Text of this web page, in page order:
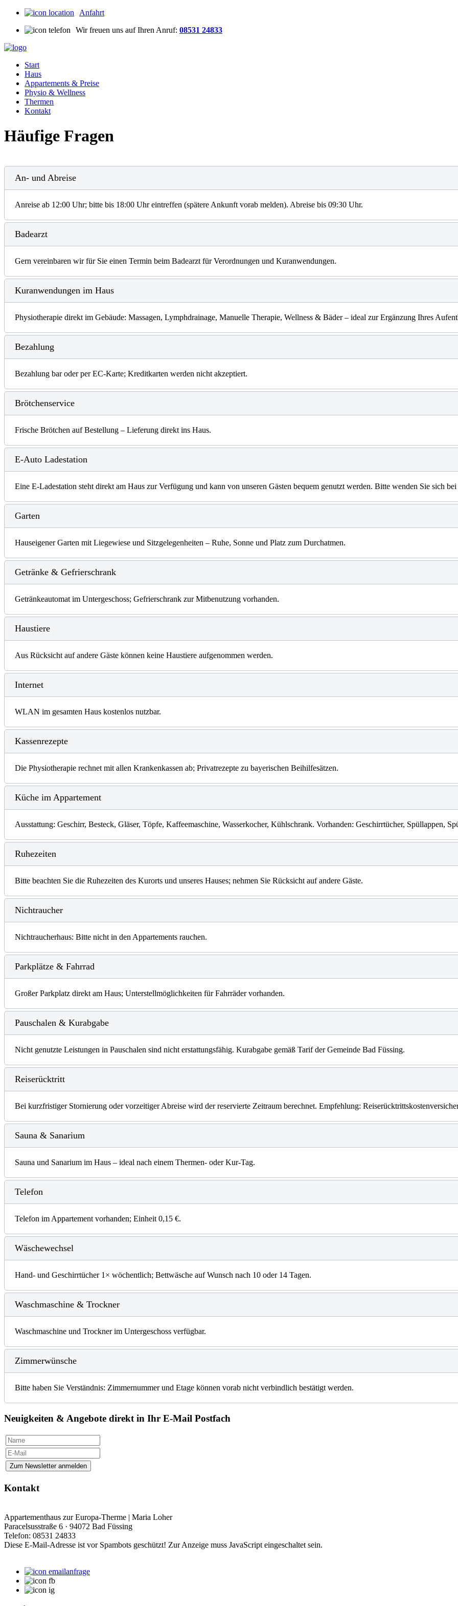
Anfahrt
Wir freuen uns auf Ihren Anruf: 08531 24833
Start
Haus
Appartements & Preise
Physio & Wellness
Thermen
Kontakt
Häufige Fragen
An- und Abreise
Anreise ab 12:00 Uhr; bitte bis 18:00 Uhr eintreffen (spätere Ankunft vorab melden). Abreise bis 09:30 Uhr.
Badearzt
Gern vereinbaren wir für Sie einen Termin beim Badearzt für Verordnungen und Kuranwendungen.
Kuranwendungen im Haus
Physiotherapie direkt im Gebäude: Massagen, Lymphdrainage, Manuelle Therapie, Wellness & Bäder – ideal zur Ergänzung Ihres
Bezahlung
Bezahlung bar oder per EC-Karte; Kreditkarten werden nicht akzeptiert.
Brötchenservice
Frische Brötchen auf Bestellung – Lieferung direkt ins Haus.
E-Auto Ladestation
Eine E-Ladestation steht direkt am Haus zur Verfügung und kann von unseren Gästen bequem genutzt werden. Bitte wenden Sie sich
Garten
Hauseigener Garten mit Liegewiese und Sitzgelegenheiten – Ruhe, Sonne und Platz zum Durchatmen.
Getränke & Gefrierschrank
Getränkeautomat im Untergeschoss; Gefrierschrank zur Mitbenutzung vorhanden.
Haustiere
Aus Rücksicht auf andere Gäste können keine Haustiere aufgenommen werden.
Internet
WLAN im gesamten Haus kostenlos nutzbar.
Kassenrezepte
Die Physiotherapie rechnet mit allen Krankenkassen ab; Privatrezepte zu bayerischen Beihilfesätzen.
Küche im Appartement
Ausstattung: Geschirr, Besteck, Gläser, Töpfe, Kaffeemaschine, Wasserkocher, Kühlschrank. Vorhanden: Geschirrtücher, Spüllappen,
Ruhezeiten
Bitte beachten Sie die Ruhezeiten des Kurorts und unseres Hauses; nehmen Sie Rücksicht auf andere Gäste.
Nichtraucher
Nichtraucherhaus: Bitte nicht in den Appartements rauchen.
Parkplätze & Fahrrad
Großer Parkplatz direkt am Haus; Unterstellmöglichkeiten für Fahrräder vorhanden.
Pauschalen & Kurabgabe
Nicht genutzte Leistungen in Pauschalen sind nicht erstattungsfähig. Kurabgabe gemäß Tarif der Gemeinde Bad Füssing.
Reiserücktritt
Bei kurzfristiger Stornierung oder vorzeitiger Abreise wird der reservierte Zeitraum berechnet. Empfehlung:
Sauna & Sanarium
Sauna und Sanarium im Haus – ideal nach einem Thermen- oder Kur-Tag.
Telefon
Telefon im Appartement vorhanden; Einheit 0,15 €.
Wäschewechsel
Hand- und Geschirrtücher 1× wöchentlich; Bettwäsche auf Wunsch nach 10 oder 14 Tagen.
Waschmaschine & Trockner
Waschmaschine und Trockner im Untergeschoss verfügbar.
Zimmerwünsche
Bitte haben Sie Verständnis: Zimmernummer und Etage können vorab nicht verbindlich bestätigt werden.
Neuigkeiten & Angebote direkt in Ihr E-Mail Postfach
Kontakt
Appartementhaus zur Europa-Therme | Maria Loher
Paracelsusstraße 6 · 94072 Bad Füssing
Telefon: 08531 24833
Diese E-Mail-Adresse ist vor Spambots geschützt! Zur Anzeige muss JavaScript eingeschaltet sein.